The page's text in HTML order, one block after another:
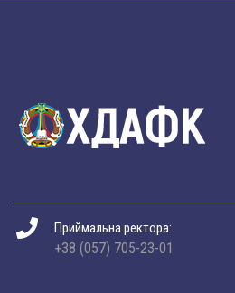
Приймальна ректора:
+38 (057) 705-23-01